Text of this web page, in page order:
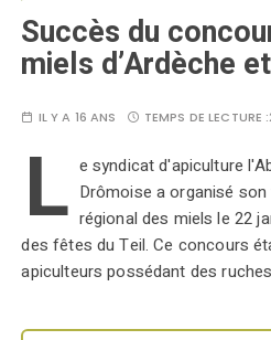
Succès du
miels d’Ardèche
IL Y A 16 ANS TEMPS DE LECTURE :
L e syndicat d'apiculture
Drômoise a organisé
régional des miels le 22
des fêtes du Teil. Ce concours
apiculteurs possédant des